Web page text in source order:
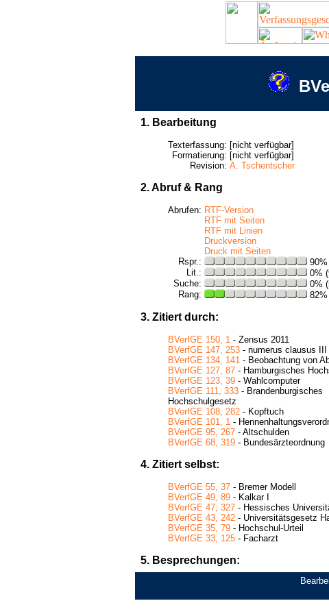
1. Bearbeitung
Texterfassung: [nicht verfügbar]
Formatierung: [nicht verfügbar]
Revision: A. Tschentscher
2. Abruf & Rang
Abrufen: RTF-Version
RTF mit Seiten
RTF mit Linien
Druckversion
Druck mit Seiten
Rspr.:
Lit.:
0%
Suche:
0%
Rang:
3. Zitiert durch:
BVerfGE 150, 1 - Zensus 2011
BVerfGE 147, 253 - numerus clausus III
BVerfGE 134, 141 - Beobachtung von
BVerfGE 127, 87 - Hamburgisches
BVerfGE 123, 39 - Wahlcomputer
BVerfGE 111, 333 - Brandenburgisches
Hochschulgesetz
BVerfGE 108, 282 - Kopftuch
BVerfGE 101, 1 -
BVerfGE 95, 267 - Altschulden
BVerfGE 68, 319 - Bundesärzteordnung
4. Zitiert selbst:
BVerfGE 55, 37 - Bremer Modell
BVerfGE 49, 89 - Kalkar I
BVerfGE 47, 327 - Hessisches
BVerfGE 43, 242 - Universitätsgesetz
BVerfGE 35, 79 - Hochschul-Urteil
BVerfGE 33, 125 - Facharzt
5. Besprechungen: